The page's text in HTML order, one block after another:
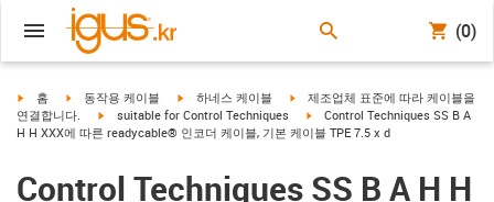
(0)
igus-icon-arrow-right
홈 igus-icon-arrow-right
동작용 케이블 igus-icon-arrow-right
하네스 케이블 igus-icon-arrow-right
제조업체 표준에 따라 케이블을
연결합니다.
igus-icon-arrow-right
suitable for Control Techniques igus-icon-arrow-right
Control Techniques SS B A
H H XXX에 따른 readycable® 인코더 케이블, 기본 케이블 TPE 7.5 x d
Control Techniques SS B A H H